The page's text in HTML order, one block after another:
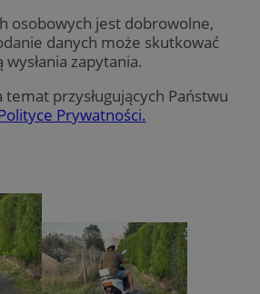
osobowych jest dobrowolne,
danych może skutkować
zapytania.
przysługujących Państwu
Prywatności.